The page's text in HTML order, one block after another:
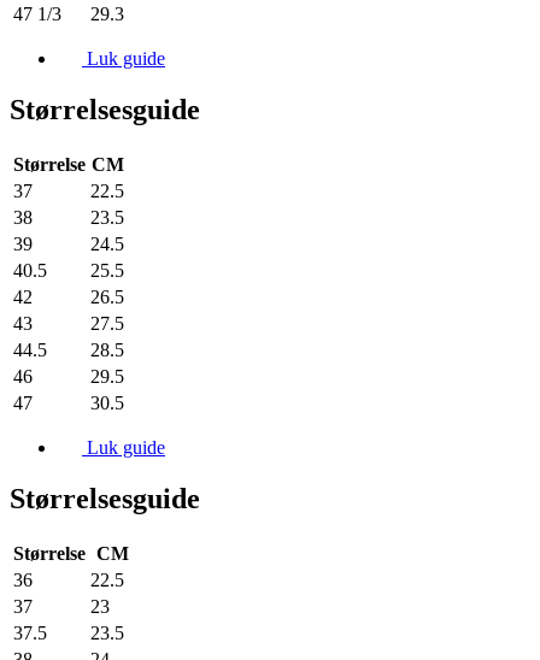
47 1/3
29.3
Luk guide
Størrelsesguide
Størrelse CM
37
22.5
38
23.5
39
24.5
40.5
25.5
42
26.5
43
27.5
44.5
28.5
46
29.5
47
30.5
Luk guide
Størrelsesguide
Størrelse CM
36
22.5
37
23
37.5
23.5